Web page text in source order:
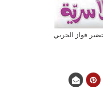
فواز الحربي